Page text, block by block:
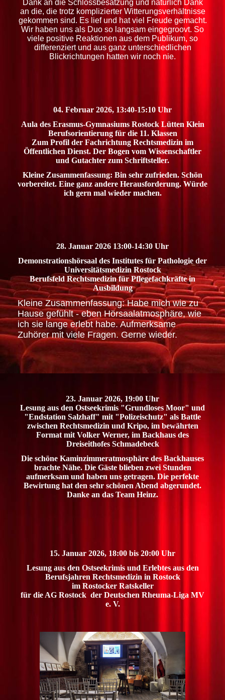
Dank an die Schlossbesatzung und natürlich Dank
an die, die trotz komplizierter Witterungsverhältnisse
gekommen sind. Es lief und hat viel Freude gemacht.
Wir haben uns als Duo so langsam eingegroovt. So
viele positive Reaktionen aus dem Publikum, so
differenziert und aus ganz unterschiedlichen
Blickrichtungen hatten wir noch nie.
04. Februar 2026, 13:40-15:10 Uhr
Aula des Erasmus-Gymnasiums Rostock Lütten Klein
Berufsorientierung für die 11. Klassen
Zum Profil der Fachrichtung Rechtsmedizin im
Öffentlichen Dienst. Der Bogen vom Wissenschaftler
und Gutachter zum Schriftsteller.
Kleine Zusammenfassung: Bin sehr zufrieden. Schön
vorbereitet. Eine ganz andere Herausforderung. Würde
ich gern mal wieder machen.
28. Januar 2026 13:00-14:30 Uhr
Demonstrationshörsaal des Institutes für Pathologie der
Universitätsmedizin Rostock
Berufsfeld Rechtsmedizin für Pflegefachkräfte in
Ausbildung
Kleine Zusammenfassung: Habe mich wie zu
Hause gefühlt - eben Hörsaalatmosphäre, wie
ich sie lange erlebt habe. Aufmerksame
Zuhörer mit viele Fragen. Gerne wieder.
23. Januar 2026, 19:00 Uhr
Lesung aus den Ostseekrimis "Grundloses Moor" und
"Endstation Salzhaff" mit "Polizeischutz" als Battle
zwischen Rechtsmedizin und Kripo, im bewährten
Format mit Volker Werner, im Backhaus des
Dreiseithofes Schmadebeck
Die schöne Kaminzimmeratmosphäre des Backhauses
brachte Nähe. Die Gäste blieben zwei Stunden
aufmerksam und haben uns getragen. Die perfekte
Bewirtung hat den sehr schönen Abend abgerundet.
Danke an das Team Heinz.
15. Januar 2026, 18:00 bis 20:00 Uhr
Lesung aus den Ostseekrimis und Erlebtes aus den
Berufsjahren Rechtsmedizin in Rostock
im Rostocker Ratskeller
für die AG Rostock der Deutschen Rheuma-Liga MV
e. V.